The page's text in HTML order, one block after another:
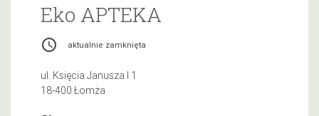
Eko APTEKA
access_time aktualnie zamknięta
ul. Księcia Janusza I 1
18-400 Łomża